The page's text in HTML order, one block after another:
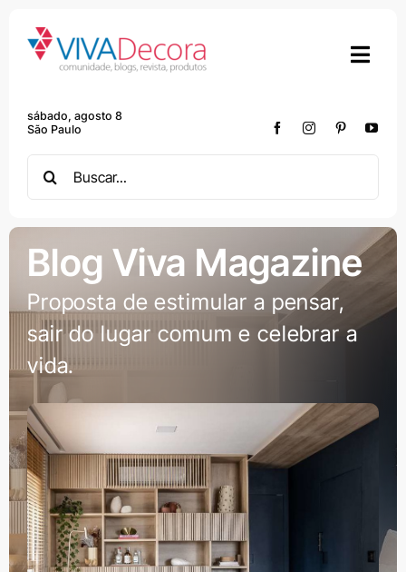
content
sábado, agosto 8
São Paulo
for:
Blog Viva Magazine
Proposta de estimular a pensar,
sair do lugar comum e celebrar a
vida.